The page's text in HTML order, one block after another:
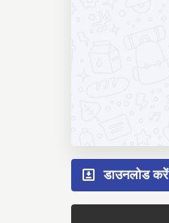
डाउनलोड करें